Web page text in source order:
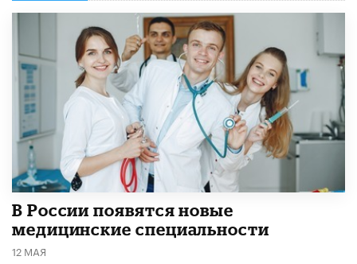
В России появятся новые
медицинские специальности
12 МАЯ